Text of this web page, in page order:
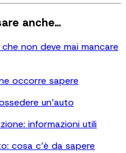
anche…
non deve mai mancare
occorre sapere
un’auto
informazioni utili
cosa c’è da sapere